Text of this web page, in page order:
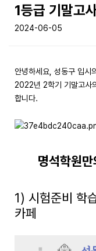
1등급 기말고
2024-06-05
안녕하세요, 성동구 입시
2022년 2학기 기말고사
합니다.
명석학원
1) 시험준비 학
카페